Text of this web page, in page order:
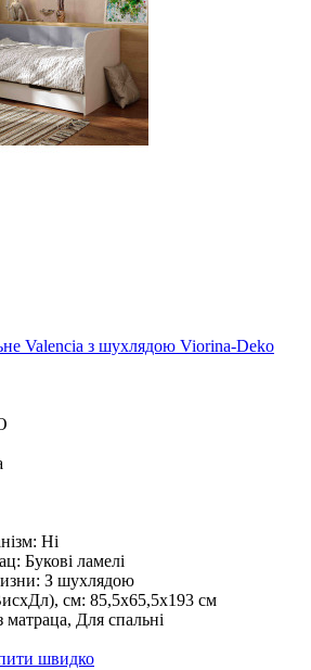
Valencia з шухлядою Viorina-Deko
Ні
Букові ламелі
З шухлядою
см: 85,5х65,5х193 см
матраца, Для спальні
швидко